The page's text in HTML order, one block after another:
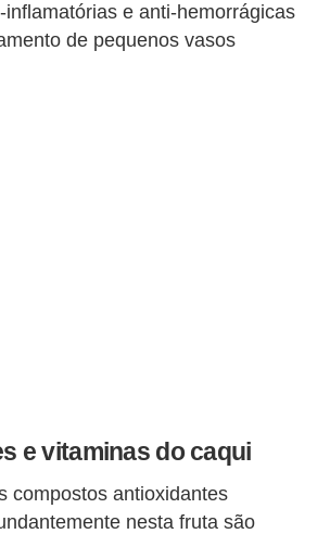
inflamatórias e anti-hemorrágicas
de pequenos vasos
e vitaminas do caqui
compostos antioxidantes
nesta fruta são